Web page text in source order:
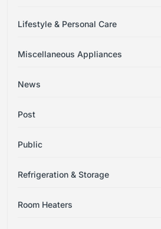
Lifestyle & Personal Care
Miscellaneous Appliances
News
Post
Public
Refrigeration & Storage
Room Heaters